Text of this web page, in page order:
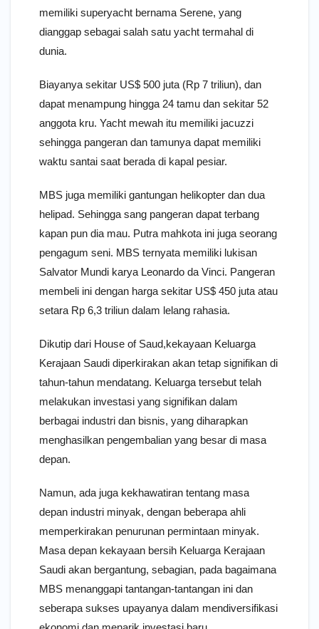
memiliki superyacht bernama Serene, yang
dianggap sebagai salah satu yacht termahal di
dunia.
Biayanya sekitar US$ 500 juta (Rp 7 triliun), dan
dapat menampung hingga 24 tamu dan sekitar 52
anggota kru. Yacht mewah itu memiliki jacuzzi
sehingga pangeran dan tamunya dapat memiliki
waktu santai saat berada di kapal pesiar.
MBS juga memiliki gantungan helikopter dan dua
helipad. Sehingga sang pangeran dapat terbang
kapan pun dia mau. Putra mahkota ini juga seorang
pengagum seni. MBS ternyata memiliki lukisan
Salvator Mundi karya Leonardo da Vinci. Pangeran
membeli ini dengan harga sekitar US$ 450 juta atau
setara Rp 6,3 triliun dalam lelang rahasia.
Dikutip dari House of Saud,kekayaan Keluarga
Kerajaan Saudi diperkirakan akan tetap signifikan di
tahun-tahun mendatang. Keluarga tersebut telah
melakukan investasi yang signifikan dalam
berbagai industri dan bisnis, yang diharapkan
menghasilkan pengembalian yang besar di masa
depan.
Namun, ada juga kekhawatiran tentang masa
depan industri minyak, dengan beberapa ahli
memperkirakan penurunan permintaan minyak.
Masa depan kekayaan bersih Keluarga Kerajaan
Saudi akan bergantung, sebagian, pada bagaimana
MBS menanggapi tantangan-tantangan ini dan
seberapa sukses upayanya dalam mendiversifikasi